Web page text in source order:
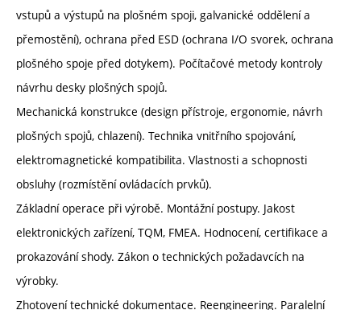
vstupů a výstupů na plošném spoji, galvanické oddělení a
přemostění), ochrana před ESD (ochrana I/O svorek, ochrana
plošného spoje před dotykem). Počítačové metody kontroly
návrhu desky plošných spojů.
Mechanická konstrukce (design přístroje, ergonomie, návrh
plošných spojů, chlazení). Technika vnitřního spojování,
elektromagnetické kompatibilita. Vlastnosti a schopnosti
obsluhy (rozmístění ovládacích prvků).
Základní operace při výrobě. Montážní postupy. Jakost
elektronických zařízení, TQM, FMEA. Hodnocení, certifikace a
prokazování shody. Zákon o technických požadavcích na
výrobky.
Zhotovení technické dokumentace. Reengineering. Paralelní